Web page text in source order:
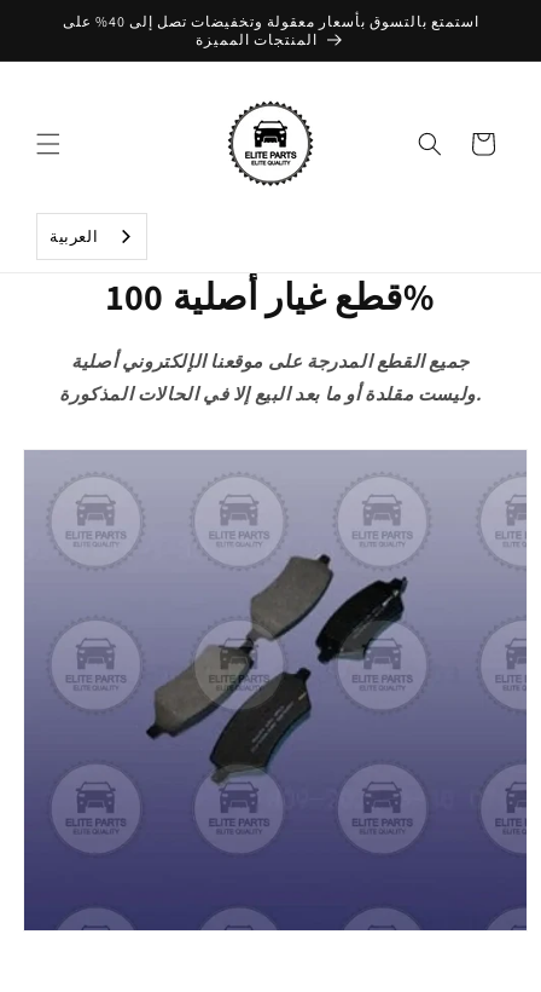
إلىاستمتع بالتسوق بأسعار معقولة وتخفيضات تصل إلى 40% على
المنتجات المميزة
التسوق
العربية‏
قطع غيار أصلية 100%
جميع القطع المدرجة على موقعنا الإلكتروني أصلية
وليست مقلدة أو ما بعد البيع إلا في الحالات المذكورة.
معلومات
المنتج